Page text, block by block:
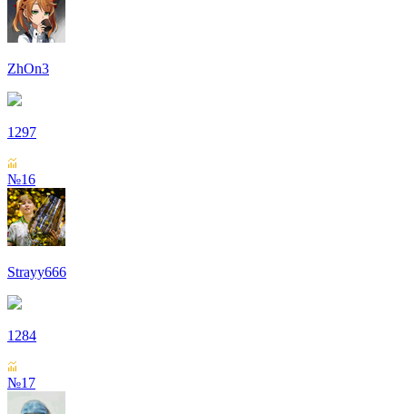
ZhOn3
1297
№16
Strayy666
1284
№17